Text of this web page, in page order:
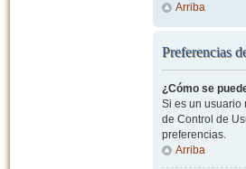
Arriba
Preferencias
¿Cómo se
Si es un usuario
de Control de
preferencias.
Arriba